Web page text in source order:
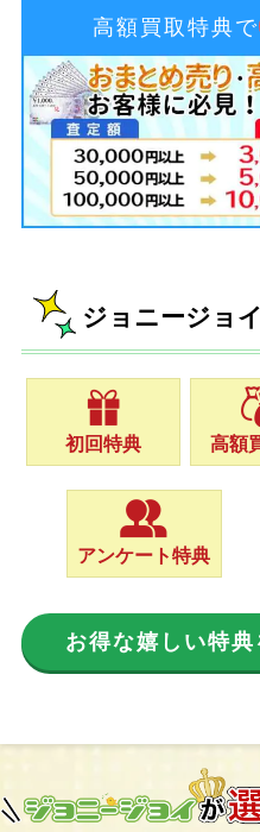
高額買取特典で
ジョニージョ
初回特典 高額
アンケート特典
お得な嬉しい特典